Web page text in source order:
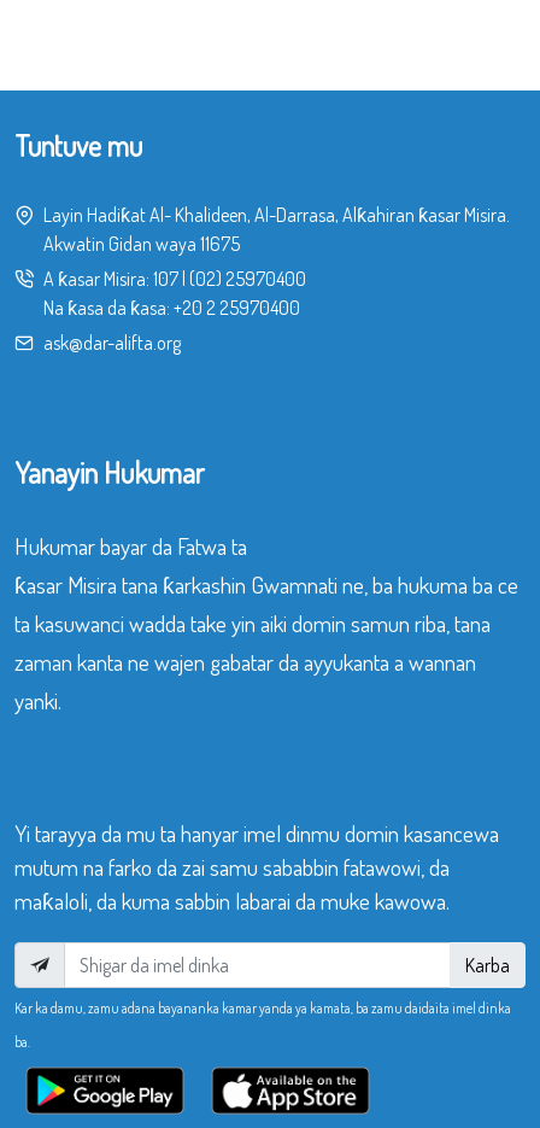
Tuntuve mu
Layin Hadiƙat Al- Khalideen, Al-Darrasa, Alƙahiran ƙasar Misira.
Akwatin Gidan waya 11675
A ƙasar Misira: 107| (02) 25970400
Na ƙasa da ƙasa: +20 2 25970400
ask@dar-alifta.org
Yanayin Hukumar
Hukumar bayar da Fatwa ta
ƙasar Misira tana ƙarkashin Gwamnati ne, ba hukuma ba ce
ta kasuwanci wadda take yin aiki domin samun riba, tana
zaman kanta ne wajen gabatar da ayyukanta a wannan
yanki.
Yi tarayya da mu ta hanyar imel dinmu domin kasancewa
mutum na farko da zai samu sababbin fatawowi, da
maƙaloli, da kuma sabbin labarai da muke kawowa.
Karba
Kar ka damu, zamu adana bayananka kamar yanda ya kamata, ba zamu daidaita imel dinka
ba.